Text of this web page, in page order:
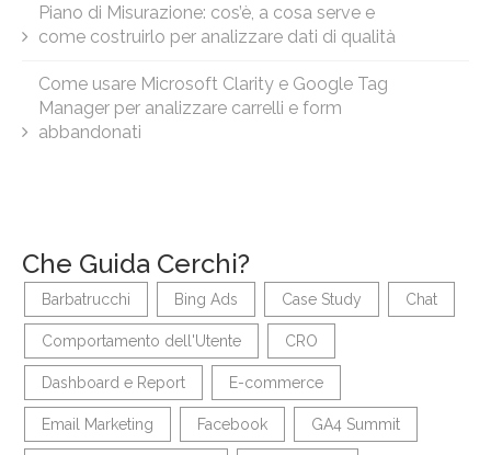
Piano di Misurazione: cos’è, a cosa serve e
come costruirlo per analizzare dati di qualità
Come usare Microsoft Clarity e Google Tag
Manager per analizzare carrelli e form
abbandonati
Che Guida Cerchi?
Barbatrucchi Bing Ads Case Study Chat
Comportamento dell'Utente CRO
Dashboard e Report E-commerce
Email Marketing Facebook GA4 Summit